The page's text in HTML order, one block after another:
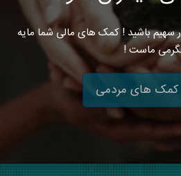
سهیم باشید ! کمک های مالی شما مایه
ماست !
کمک های مردمی